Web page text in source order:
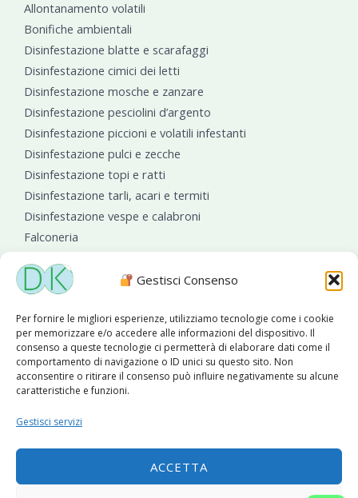
Gestisci Consenso
Per fornire le migliori esperienze, utilizziamo tecnologie come i cookie
per memorizzare e/o accedere alle informazioni del dispositivo. Il
consenso a queste tecnologie ci permetterà di elaborare dati come il
comportamento di navigazione o ID unici su questo sito. Non
acconsentire o ritirare il consenso può influire negativamente su alcune
caratteristiche e funzioni.
Gestisci servizi
ACCETTA
Allontanamento volatili
Bonifiche ambientali
Disinfestazione blatte e scarafaggi
Disinfestazione cimici dei letti
Disinfestazione mosche e zanzare
Disinfestazione pesciolini d’argento
Disinfestazione piccioni e volatili infestanti
Disinfestazione pulci e zecche
Disinfestazione topi e ratti
Disinfestazione tarli, acari e termiti
Disinfestazione vespe e calabroni
Falconeria